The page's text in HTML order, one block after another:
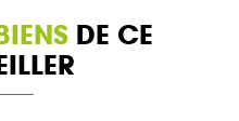
DE CE